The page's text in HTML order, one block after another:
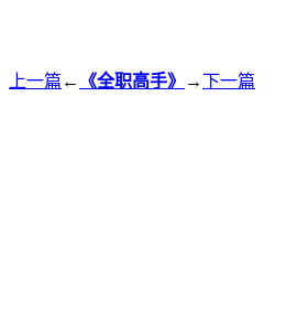
上一篇 ← 《全职高手》 →下一篇